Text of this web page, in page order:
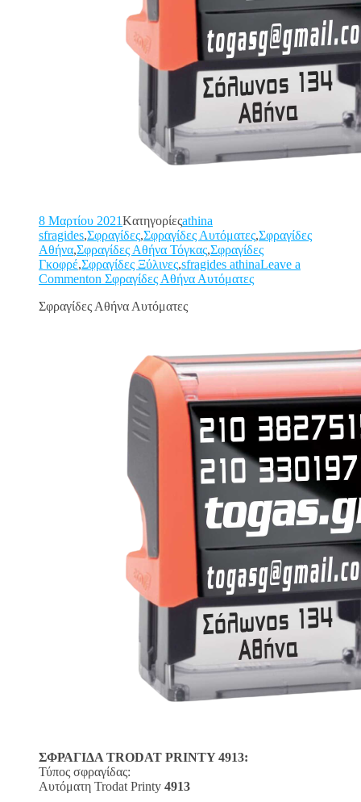
8 Μαρτίου 2021Kατηγορίεςathina
sfragides,Σφραγίδες,Σφραγίδες Αυτόματες,Σφραγίδες
Αθήνα,Σφραγίδες Αθήνα Τόγκας,Σφραγίδες
Γκοφρέ,Σφραγίδες Ξύλινες,sfragides athinaLeave a
Commenton Σφραγίδες Αθήνα Αυτόματες
Σφραγίδες Αθήνα Αυτόματες
ΣΦΡΑΓΙΔΑ TRODAT PRINTY 4913:
Τύπος σφραγίδας:
Αυτόματη Trodat Printy 4913